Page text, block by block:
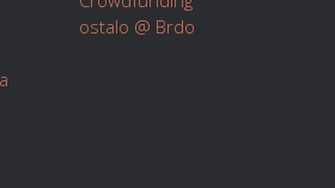
ostalo @ Brdo